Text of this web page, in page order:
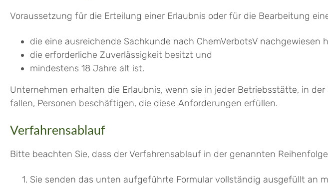
Voraussetzung für die Erteilung einer Erlaubnis oder für die Bearbeitung
die eine ausreichende Sachkunde nach ChemVerbotsV nachgewiesen
die erforderliche Zuverlässigkeit besitzt und
mindestens 18 Jahre alt ist.
Unternehmen erhalten die Erlaubnis, wenn sie in jeder Betriebsstätte, in
fallen, Personen beschäftigen, die diese Anforderungen erfüllen.
Verfahrensablauf
Bitte beachten Sie, dass der Verfahrensablauf in der genannten
Sie senden das unten aufgeführte Formular vollständig ausgefüllt an